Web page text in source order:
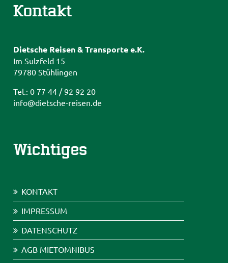
Kontakt
Dietsche Reisen & Transporte e.K.
Im Sulzfeld 15
79780 Stühlingen
Tel.: 0 77 44 / 92 92 20
info@dietsche-reisen.de
Wichtiges
KONTAKT
IMPRESSUM
DATENSCHUTZ
AGB MIETOMNIBUS